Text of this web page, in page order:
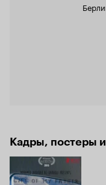
Кадры, постеры